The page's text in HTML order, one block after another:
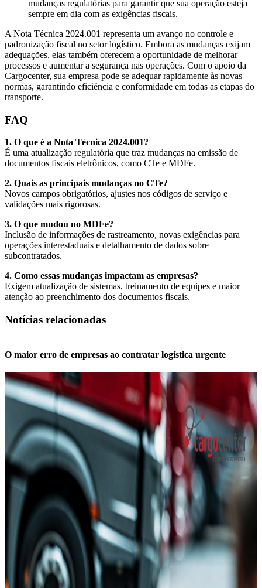
mudanças regulatórias para garantir que sua operação esteja
sempre em dia com as exigências fiscais.
A Nota Técnica 2024.001 representa um avanço no controle e
padronização fiscal no setor logístico. Embora as mudanças exijam
adequações, elas também oferecem a oportunidade de melhorar
processos e aumentar a segurança nas operações. Com o apoio da
Cargocenter, sua empresa pode se adequar rapidamente às novas
normas, garantindo eficiência e conformidade em todas as etapas do
transporte.
FAQ
1. O que é a Nota Técnica 2024.001?
É uma atualização regulatória que traz mudanças na emissão de
documentos fiscais eletrônicos, como CTe e MDFe.
2. Quais as principais mudanças no CTe?
Novos campos obrigatórios, ajustes nos códigos de serviço e
validações mais rigorosas.
3. O que mudou no MDFe?
Inclusão de informações de rastreamento, novas exigências para
operações interestaduais e detalhamento de dados sobre
subcontratados.
4. Como essas mudanças impactam as empresas?
Exigem atualização de sistemas, treinamento de equipes e maior
atenção ao preenchimento dos documentos fiscais.
Notícias relacionadas
O maior erro de empresas ao contratar logística urgente